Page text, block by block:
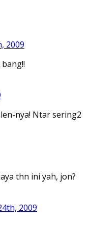
2009
nya! Ntar sering2
thn ini yah, jon?
2009